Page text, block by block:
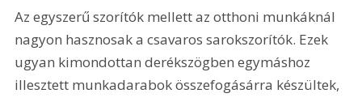
Az egyszerű szorítók mellett az otthoni munkáknál
nagyon hasznosak a csavaros sarokszorítók. Ezek
ugyan kimondottan derékszögben egymáshoz
illesztett munkadarabok összefogásárra készültek,